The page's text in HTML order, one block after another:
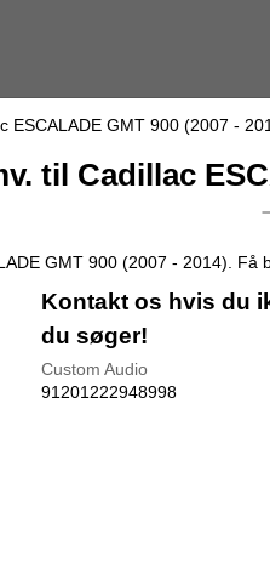
ESCALADE GMT 900 (2007 -
til Cadillac
GMT 900 (2007 - 2014). Få
Kontakt os hvis du
du søger!
Custom Audio
91201222948998